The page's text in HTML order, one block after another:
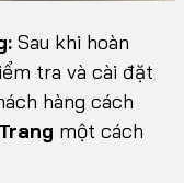
Sau khi hoàn
tra và cài đặt
hàng cách
một cách